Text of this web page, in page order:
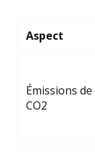
Aspect
Émissions de
CO2